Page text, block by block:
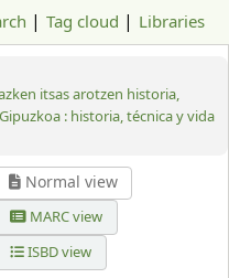
Tag cloud Libraries
itsas arotzen historia,
: historia, técnica y vida
Normal view
MARC view
ISBD view